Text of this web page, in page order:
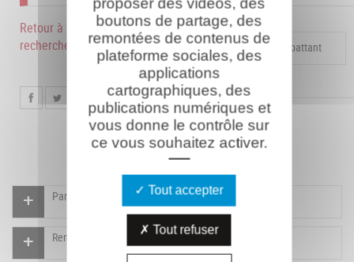
Compléter la fiche pour ce combattant
Retour à la
recherche
Participer à l'indexation du Mémorial virtuel
Rendre un hommage pour ce combattant
boutons de partage, des
remontées de contenus de
plateforme sociales, des
applications
cartographiques, des
publications numériques et
vous donne le contrôle sur
ce vous souhaitez activer.
Tout accepter
Tout refuser